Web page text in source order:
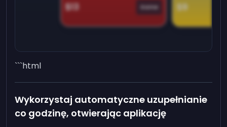
$13 Game $9
```html
Wykorzystaj automatyczne uzupełnianie
co godzinę, otwierając aplikację